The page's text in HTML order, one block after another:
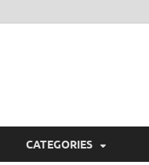
CATEGORIES